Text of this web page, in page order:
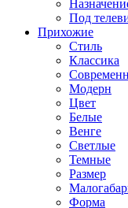
Под
Прихожие
Стиль
Классика
Модерн
Цвет
Белые
Венге
Светлые
Темные
Размер
Форма